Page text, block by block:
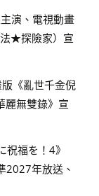
演、電視動畫
★探險家）宣
《亂世千金倪
麗無雙錄》宣
福を！4》
2027年放送、